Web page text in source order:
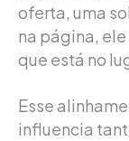
oferta, uma
na página,
que está no
Esse
influencia